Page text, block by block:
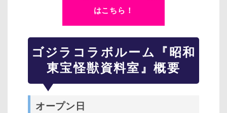
はこちら！
ゴジラコラボルーム『昭和
東宝怪獣資料室』概要
オープン日